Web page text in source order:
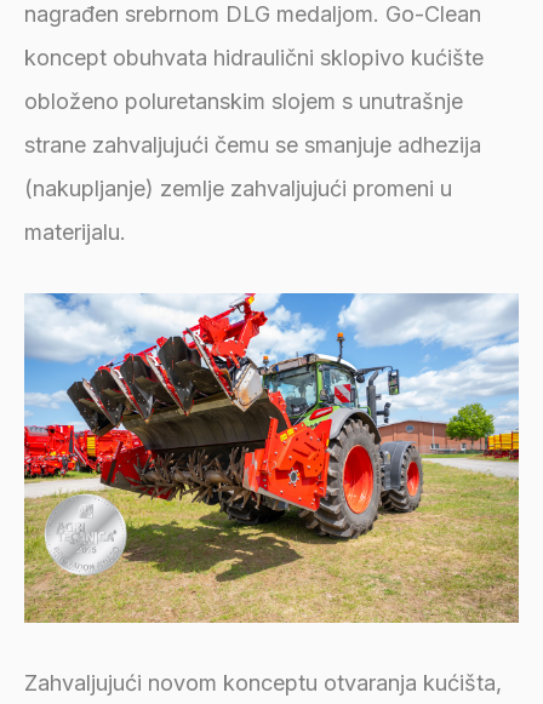
nagrađen srebrnom DLG medaljom. Go-Clean
koncept obuhvata hidraulični sklopivo kućište
obloženo poluretanskim slojem s unutrašnje
strane zahvaljujući čemu se smanjuje adhezija
(nakupljanje) zemlje zahvaljujući promeni u
materijalu.
Zahvaljujući novom konceptu otvaranja kućišta,